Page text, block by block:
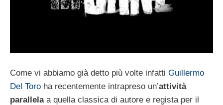
Come vi abbiamo già detto più volte infatti Guillermo
Del Toro ha recentemente intrapreso un’attività
parallelaa quella classica di autore e regista per il